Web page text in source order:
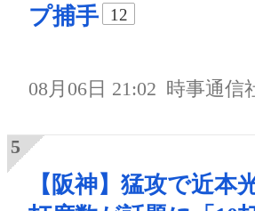
プ捕手
12
08月06日 21:02 時事通信
【阪神】猛攻で近本